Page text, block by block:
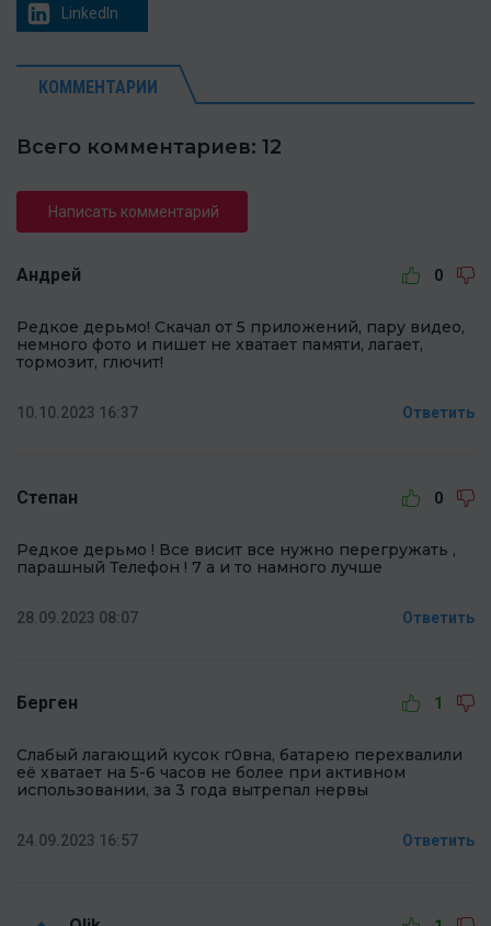
LinkedIn
КОММЕНТАРИИ
Всего комментариев: 12
Написать комментарий
Андрей 0
Редкое дерьмо! Скачал от 5 приложений, пару видео,
немного фото и пишет не хватает памяти, лагает,
тормозит, глючит!
10.10.2023 16:37 Ответить
Степан 0
Редкое дерьмо ! Все висит все нужно перегружать ,
парашный Телефон ! 7 а и то намного лучше
28.09.2023 08:07 Ответить
Берген 1
Слабый лагающий кусок г0вна, батарею перехвалили
её хватает на 5-6 часов не более при активном
использовании, за 3 года вытрепал нервы
24.09.2023 16:57 Ответить